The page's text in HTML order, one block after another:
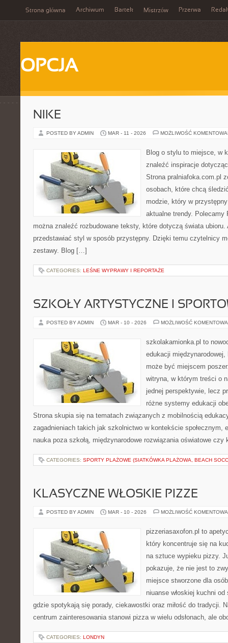
Strona główna Archiwum Bartek Mistrzów Przerwa
OPCJA
NIKE
POSTED BY ADMIN MAR - 11 - 2026 MOŻLIWOŚĆ
Blog o stylu to miejsce, w
znaleźć inspiracje
Strona pralniafoka.com.pl
osobach, które chcą
modzie, który w
aktualne trendy. Polecamy
można znaleźć rozbudowane teksty, które dotyczą świata
przedstawiać styl w sposób przystępny. Dzięki temu czytelnicy
zestawy. Blog […]
CATEGORIES: LEŚNE WYPRAWY I REPORTAŻE
SZKOŁY ARTYSTYCZNE I
POSTED BY ADMIN MAR - 10 - 2026 MOŻLIWOŚĆ
szkolakamionka.pl to
edukacji
może być miejscem
witryna, w którym treści o
jednej perspektywie, lecz
różne systemy edukacji
Strona skupia się na tematach związanych z mobilnością
zagadnieniach takich jak szkolnictwo w kontekście społecznym,
nauka poza szkołą, międzynarodowe rozwiązania oświatowe
CATEGORIES: SPORTY PLAŻOWE (SIATKÓWKA PLAŻOWA, BEACH
KLASYCZNE WŁOSKIE PIZZE
POSTED BY ADMIN MAR - 10 - 2026 MOŻLIWOŚĆ
pizzeriasaxofon.pl to
który koncentruje się na
na sztuce wypieku pizzy.
pokazuje, że nie jest to
miejsce stworzone dla
niuanse włoskiej kuchni
gdzie spotykają się porady, ciekawostki oraz miłość do tradycji.
centrum zainteresowania stanowi pizza w wielu odsłonach, ale
CATEGORIES: LONDYN